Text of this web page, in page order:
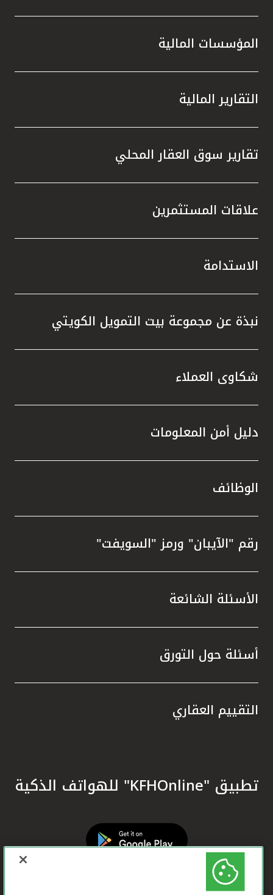
المؤسسات المالية
التقارير المالية
تقارير سوق العقار المحلي
علاقات المستثمرين
الاستدامة
نبذة عن مجموعة بيت التمويل الكويتي
شكاوى العملاء
دليل أمن المعلومات
الوظائف
رقم "الآيبان" ورمز "السويفت"
الأسئلة الشائعة
أسئلة حول التورق
التقييم العقاري
تطبيق "KFHOnline" للهواتف الذكية